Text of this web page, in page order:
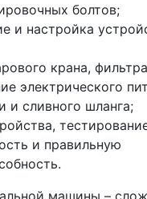
болтов;
и настройка
крана,
электрического
и сливного шланга;
и правильную
машины –